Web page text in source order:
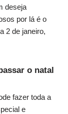
deseja
por lá é o
2 de janeiro,
o natal
fazer toda a
e